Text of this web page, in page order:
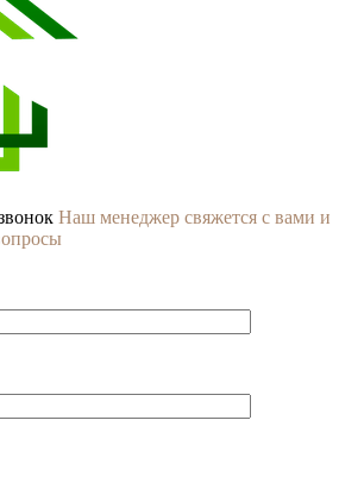
Наш менеджер свяжется с вами и